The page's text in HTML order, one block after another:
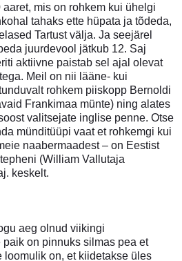
mis on rohkem kui ühelgi
tahaks ette hüpata ja tõdeda,
Tartust välja. Ja seejärel
juurdevool jätkub 12. Saj
aktiivne paistab sel ajal olevat
Meil on nii lääne- kui
rohkem piiskopp Bernoldi
Frankimaa münte) ning alates
valitsejate inglise penne. Otse
münditüüpi vaat et rohkemgi kui
naabermaadest – on Eestist
(William Vallutaja
keskelt.
aeg olnud viikingi
on pinnuks silmas pea et
loomulik on, et kiidetakse üles